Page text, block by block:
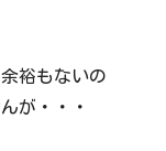
裕もないの
が・・・